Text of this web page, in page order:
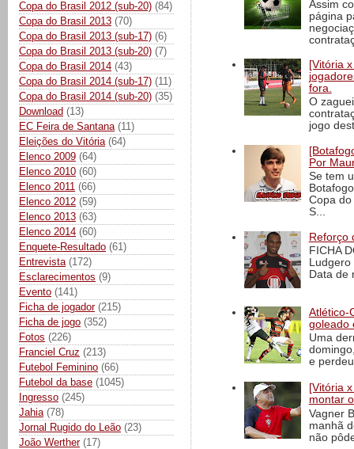
Copa do Brasil 2012 (sub-20) (84)
Copa do Brasil 2013 (70)
Copa do Brasil 2013 (sub-17) (6)
Copa do Brasil 2013 (sub-20) (7)
Copa do Brasil 2014 (43)
Copa do Brasil 2014 (sub-17) (11)
Copa do Brasil 2014 (sub-20) (35)
Download (13)
EC Feira de Santana (11)
Eleições do Vitória (64)
Elenco 2009 (64)
Elenco 2010 (60)
Elenco 2011 (66)
Elenco 2012 (59)
Elenco 2013 (63)
Elenco 2014 (60)
Enquete-Resultado (61)
Entrevista (172)
Esclarecimentos (9)
Evento (141)
Ficha de jogador (215)
Ficha de jogo (352)
Fotos (226)
Franciel Cruz (213)
Futebol Feminino (66)
Futebol da base (1045)
Ingresso (245)
Jahia (78)
Jornal Rugido do Leão (23)
João Werther (17)
Assim
página
[Vitória
fora.
O
jogo
Por
Se tem
Copa
S...
Reforço
FICHA
Data de
Atlético-
goleado
Uma
e
[Vitória
montar
Vagner
manhã
não